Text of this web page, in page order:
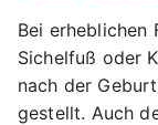
Bei erheblichen
Sichelfuß oder
nach der
gestellt. Auch